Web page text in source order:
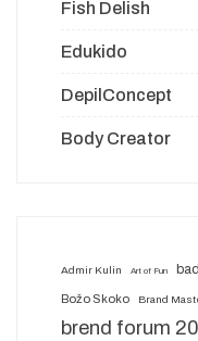
Fish Delish
Edukido
DepilConcept
Body Creator
Admir Kulin Art of Fun
Božo Skoko Brand
brend forum